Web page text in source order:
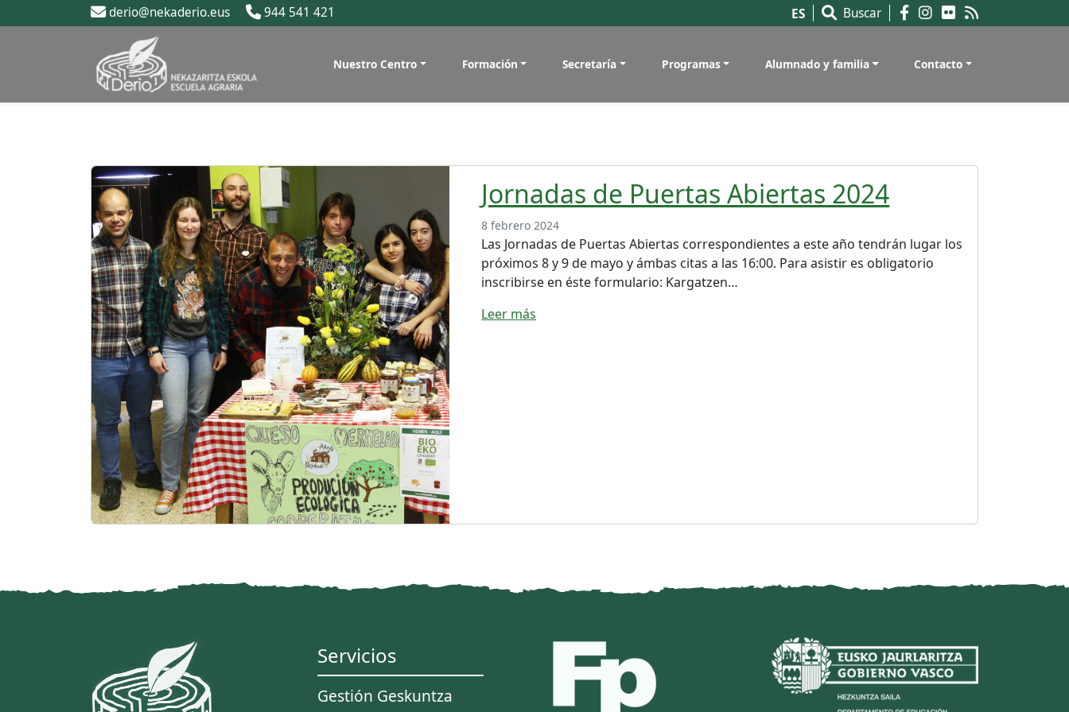
derio@nekaderio.eus 944 541 421 ES Buscar
Nuestro Centro Formación Secretaría Programas Alumnado y familia Contacto
Jornadas de Puertas Abiertas 2024
8 febrero 2024
Las Jornadas de Puertas Abiertas correspondientes a este año tendrán lugar los
próximos 8 y 9 de mayo y ámbas citas a las 16:00. Para asistir es obligatorio
inscribirse en éste formulario: Kargatzen…
Leer más
Servicios
Gestión Geskuntza